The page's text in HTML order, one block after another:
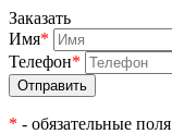
Заказать
Имя*
Телефон*
* - обязательные поля